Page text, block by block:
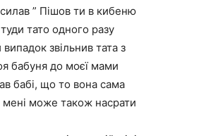
” Пішов ти в кибеню
тато одного разу
звільнив тата з
бабуня до моєї мами
бабі, що то вона сама
може також насрати